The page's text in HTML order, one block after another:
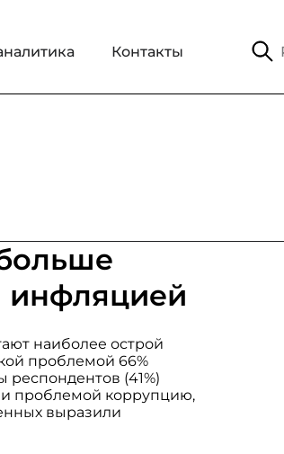
Контакты
инфляцией
наиболее острой
проблемой 66%
(41%)
проблемой коррупцию,
выразили